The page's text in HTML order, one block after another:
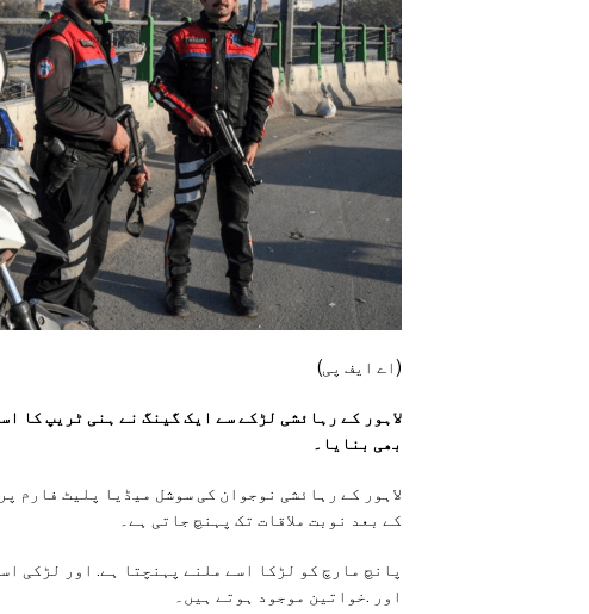
(اے ایف پی)
لاہور کے رہائشی لڑکے سے ایک گینگ نے ہنی ٹریپ کا
بھی بنایا۔
لاہور کے رہائشی نوجوان کی سوشل میڈیا پلیٹ فارم
کے بعد نوبت ملاقات تک پہنچ جاتی ہے۔
پانچ مارچ کو لڑکا اسے ملنے پہنچتا ہے. اور لڑکی
اور .خواتین موجود ہوتے ہیں۔